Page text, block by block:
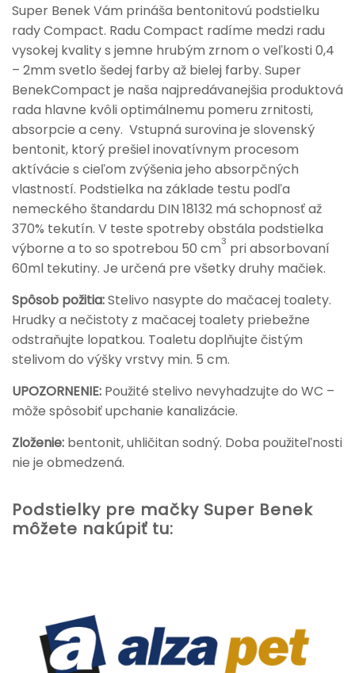
Super Benek Vám prináša bentonitovú podstielku
rady Compact. Radu Compact radíme medzi radu
vysokej kvality s jemne hrubým zrnom o veľkosti 0,4
– 2mm svetlo šedej farby až bielej farby. Super
BenekCompact je naša najpredávanejšia produktová
rada hlavne kvôli optimálnemu pomeru zrnitosti,
absorpcie a ceny. Vstupná surovina je slovenský
bentonit, ktorý prešiel inovatívnym procesom
aktívácie s cieľom zvýšenia jeho absorpčných
vlastností. Podstielka na základe testu podľa
nemeckého štandardu DIN 18132 má schopnosť až
370% tekutín. V teste spotreby obstála podstielka
výborne a to so spotrebou 50 cm3 pri absorbovaní
60ml tekutiny. Je určená pre všetky druhy mačiek.
Spôsob požitia:Stelivo nasypte do mačacej toalety.
Hrudky a nečistoty z mačacej toalety priebežne
odstraňujte lopatkou. Toaletu doplňujte čistým
stelivom do výšky vrstvy min. 5 cm.
UPOZORNENIE: Použité stelivo nevyhadzujte do WC –
môže spôsobiť upchanie kanalizácie.
Zloženie: bentonit, uhličitan sodný. Doba použiteľnosti
nie je obmedzená.
Podstielky pre mačky Super Benek
môžete nakúpiť tu: